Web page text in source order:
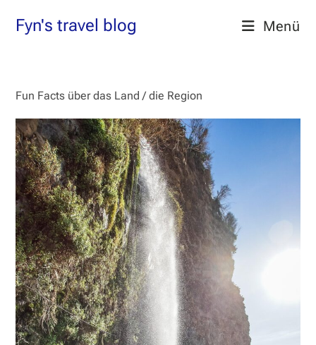
InhaltFyn's travel blog Menü
Fun Facts über das Land / die Region